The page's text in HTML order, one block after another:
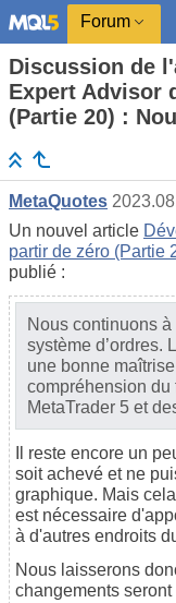
Forum
Discussion de
Expert Advisor
(Partie 20) :
MetaQuotes
Un nouvel article
partir de zéro (Partie
publié :
Nous continuons
système d’ordres.
une bonne
compréhension du
MetaTrader 5 et
Il reste encore un
soit achevé et ne
graphique. Mais
est nécessaire
à d'autres endroits
Nous laisserons
changements